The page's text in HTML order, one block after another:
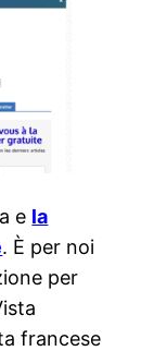
e la
. È per noi
per
francese